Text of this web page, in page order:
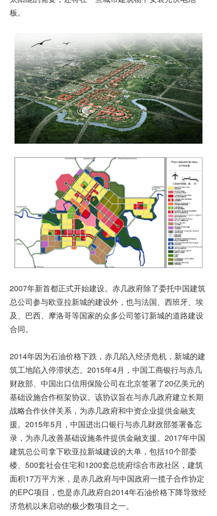
板。
2007年新首都正式开始建设。赤几政府除了委托中国建筑
总公司参与欧亚拉新城的建设外，也与法国、西班牙、埃
及、巴西、摩洛哥等国家的众多公司签订新城的道路建设
合同。
2014年因为石油价格下跌，赤几陷入经济危机，新城的建
筑工地陷入停滞状态。2015年4月，中国工商银行与赤几
财政部、中国出口信用保险公司在北京签署了20亿美元的
基础设施合作框架协议。该协议旨在与赤几政府建立长期
战略合作伙伴关系，为赤几政府和中资企业提供金融支
援。2015年5月，中国进出口银行与赤几财政部签署备忘
录，为赤几改善基础设施条件提供金融支援。2017年中国
建筑总公司拿下欧亚拉新城建设的大单，包括10个部委
楼、500套社会住宅和1200套总统府综合市政社区，建筑
面积17万平方米，是赤几政府与中国政府一揽子合作协定
的EPC项目，也是赤几政府自2014年石油价格下降导致经
济危机以来启动的极少数项目之一。